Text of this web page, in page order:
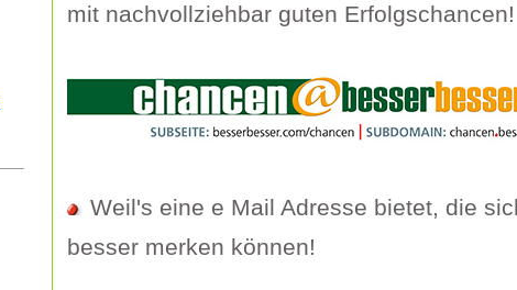
mit nachvollziehbar guten Erfolgschancen!
Weil's eine e Mail Adresse bietet, die
besser merken können!